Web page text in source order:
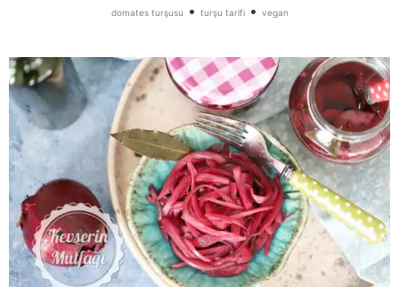
domates turşusu • turşu tarifi• vegan